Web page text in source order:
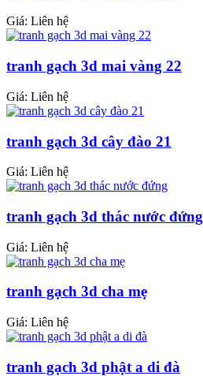
Giá: Liên hệ
tranh gạch 3d mai vàng 22
Giá: Liên hệ
tranh gạch 3d cây đào 21
Giá: Liên hệ
tranh gạch 3d thác nước đứng
Giá: Liên hệ
tranh gạch 3d cha mẹ
Giá: Liên hệ
tranh gạch 3d phật a di đà